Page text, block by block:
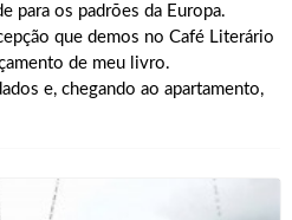
para os padrões da Europa.
que demos no Café Literário
de meu livro.
e, chegando ao apartamento,